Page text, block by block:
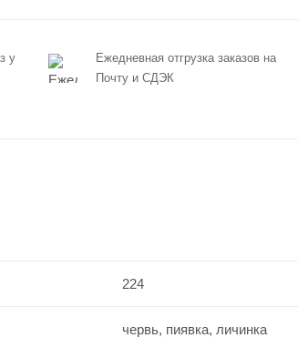
у
Ежедневная отгрузка заказов на
Почту и СДЭК
224
червь, пиявка, личинка